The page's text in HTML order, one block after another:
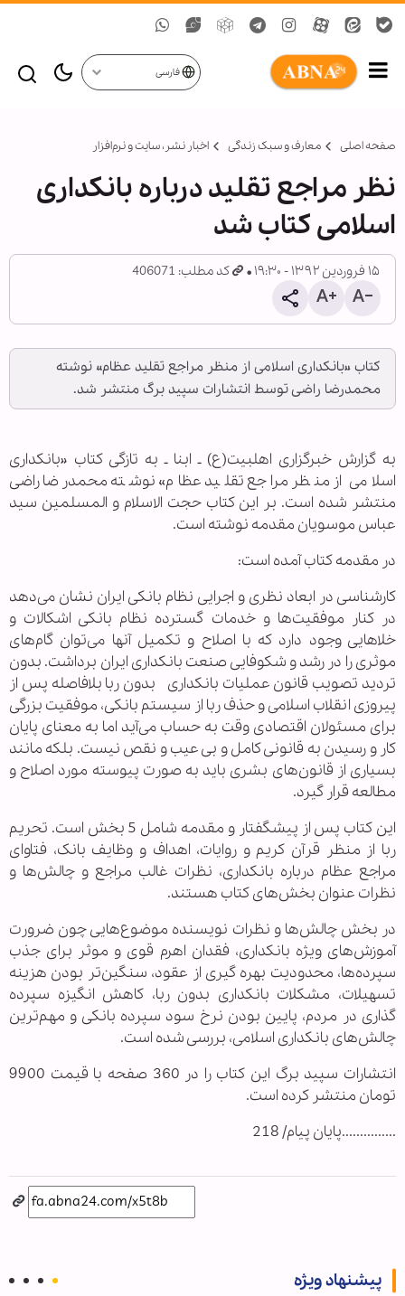
فارسی
صفحه اصلی معارف و سبک زندگی اخبار نشر، سايت و نرم‌افزار
نظر مراجع تقلید درباره بانکداری
اسلامی کتاب شد
۱۵ فروردین ۱۳۹۲ - ۱۹:۳۰ کد مطلب: 406071
کتاب «بانکداری اسلامی از منظر مراجع تقلید عظام» نوشته
محمدرضا راضی توسط انتشارات سپید برگ منتشر شد.
به گزارش خبرگزاری اهل‏بیت(ع) ـ ابنا ـ به تازگی کتاب «بانکداری
اسلامی از منظر مراجع تقلید عظام» نوشته محمدرضا راضی
منتشر شده است. بر این کتاب حجت الاسلام و المسلمین سید
عباس موسویان مقدمه نوشته است.
در مقدمه کتاب آمده است:
کارشناسی در ابعاد نظری و اجرایی نظام بانکی ایران نشان می‌دهد
در کنار موفقیت‌ها و خدمات گسترده نظام بانکی اشکالات و
خلاهایی وجود دارد که با اصلاح و تکمیل آنها می‌توان گام‌های
موثری را در رشد و شکوفایی صنعت بانکداری ایران برداشت. بدون
تردید تصویب قانون عملیات بانکداری بدون ربا بلافاصله پس از
پیروزی انقلاب اسلامی و حذف ربا از سیستم بانکی، موفقیت بزرگی
برای مسئولان اقتصادی وقت به حساب می‌آید اما به معنای پایان
کار و رسیدن به قانونی کامل و بی عیب و نقص نیست. بلکه مانند
بسیاری از قانون‌های بشری باید به صورت پیوسته مورد اصلاح و
مطالعه قرار گیرد.
این کتاب پس از پیشگفتار و مقدمه شامل 5 بخش است. تحریم
ربا از منظر قرآن کریم و روایات، اهداف و وظایف بانک، فتاوای
مراجع عظام درباره بانکداری، نظرات غالب مراجع و چالش‌ها و
نظرات عنوان بخش‌های کتاب هستند.
در بخش چالش‌ها و نظرات نویسنده موضوع‌هایی چون ضرورت‌
آموزش‌های ویژه بانکداری، فقدان اهرم قوی و موثر برای جذب
سپرده‌ها، محدودیت بهره گیری از عقود، سنگین‌تر بودن هزینه
تسهیلات، مشکلات بانکداری بدون ربا، کاهش انگیزه سپرده
گذاری در مردم، پایین بودن نرخ سود سپرده بانکی و مهم‌ترین
چالش‌های بانکداری اسلامی، بررسی شده است.
انتشارات سپید برگ این کتاب را در 360 صفحه با قیمت 9900
تومان منتشر کرده است.
...............پایان پیام/ 218
پیشنهاد ویژه